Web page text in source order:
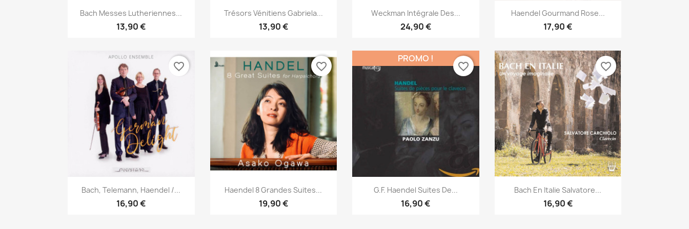
Aperçu rapide
Bach Messes Lutheriennes...
13,90 €
Aperçu rapide
Trésors Vénitiens Gabriela...
13,90 €
Aperçu rapide
Weckman Intégrale Des...
24,90 €
Aperçu rapide
Haendel Gourmand Rose...
17,90 €
Aperçu rapide
Bach, Telemann, Haendel /...
16,90 €
favorite_border
Aperçu rapide
Haendel 8 Grandes Suites...
19,90 €
favorite_border
Aperçu rapide
G.F. Haendel Suites De...
16,90 €
PROMO !
favorite_border
Aperçu rapide
Bach En Italie Salvatore...
16,90 €
favorite_border